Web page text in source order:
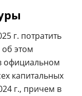
г. потратить
об этом
официальном
капитальных
г., причем в